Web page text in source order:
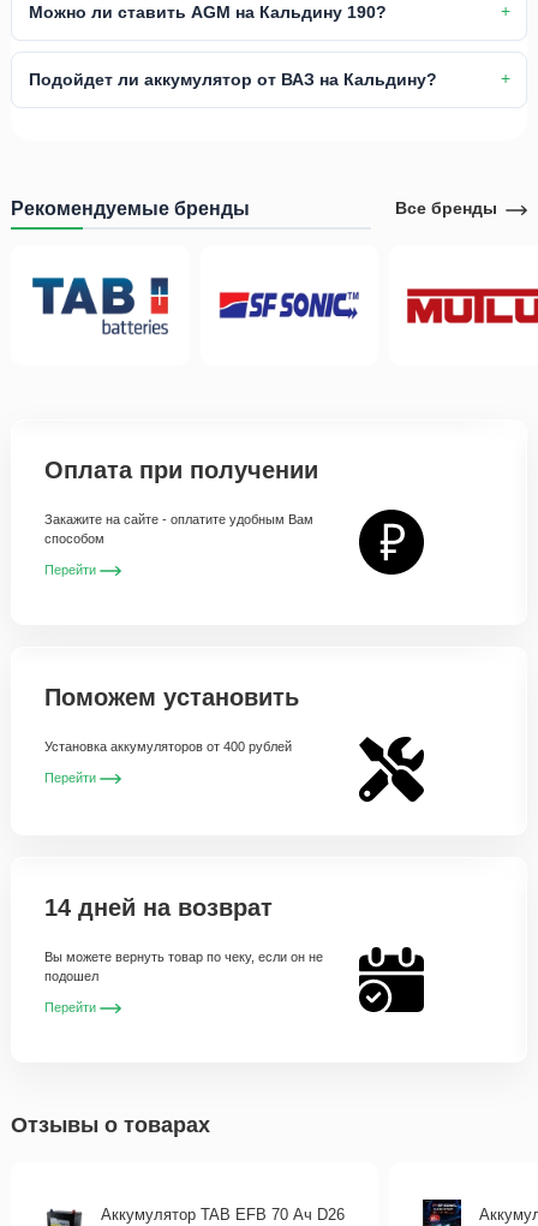
Можно ли ставить AGM на Кальдину 190?
Подойдет ли аккумулятор от ВАЗ на Кальдину?
Рекомендуемые бренды Все бренды
Оплата при получении
Закажите на сайте - оплатите удобным Вам
способом
Перейти
Поможем установить
Установка аккумуляторов от 400 рублей
Перейти
14 дней на возврат
Вы можете вернуть товар по чеку, если он не
подошел
Перейти
Отзывы о товарах
Аккумулятор TAB EFB 70 Ач D26